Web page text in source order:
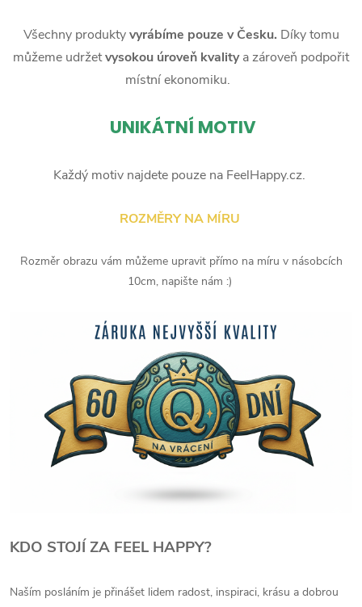
Všechny produktyvyrábíme pouze v Česku. Díky tomu
můžeme udržetvysokou úroveň kvalitya zároveň podpořit
místní ekonomiku.
UNIKÁTNÍ MOTIV
Každý motiv najdete pouze na FeelHappy.cz.
ROZMĚRY NA MÍRU
Rozměr obrazu vám můžeme upravit přímo na míru v násobcích
10cm, napište nám :)
KDO STOJÍ ZA FEEL HAPPY?
Naším posláním je přinášet lidem radost, inspiraci, krásu a dobrou